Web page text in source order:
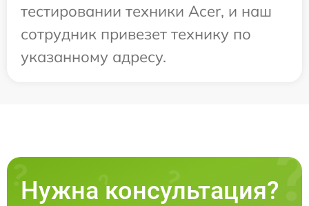
тестировании техники Acer, и наш
сотрудник привезет технику по
указанному адресу.
Нужна консультация?